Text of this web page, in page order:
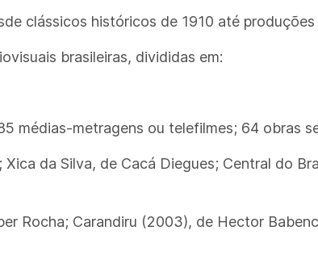
clássicos históricos de 1910 até
brasileiras, divididas em:
médias-metragens ou telefilmes; 64 obras
da Silva, de Cacá Diegues; Central do
Rocha; Carandiru (2003), de Hector